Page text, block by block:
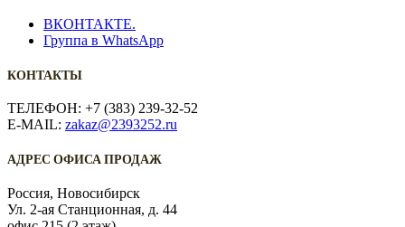
ВКОНТАКТЕ.
Группа в WhatsApp
КОНТАКТЫ
ТЕЛЕФОН: +7 (383) 239-32-52
E-MAIL: zakaz@2393252.ru
АДРЕС ОФИСА ПРОДАЖ
Россия, Новосибирск
Ул. 2-ая Станционная, д. 44